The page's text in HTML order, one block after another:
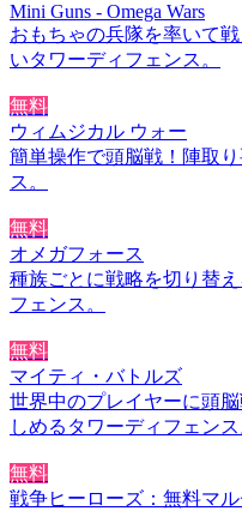
Mini Guns - Omega Wars
おもちゃの兵隊を率いて
いタワーディフェンス。
無料
ウィムジカル ウォー
簡単操作で頭脳戦！陣取
ス。
無料
オメガフォース
種族ごとに戦略を切り替
フェンス。
無料
マイティ・バトルズ
世界中のプレイヤーに頭
しめるタワーディフェンス
無料
戦争ヒーローズ：無料マ